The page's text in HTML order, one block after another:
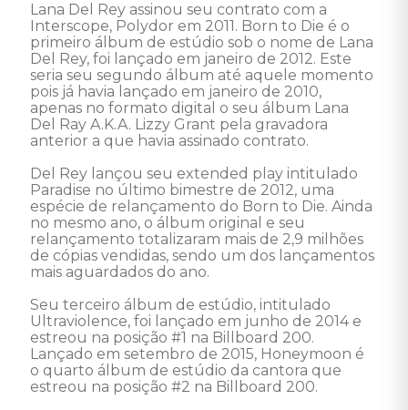
Lana Del Rey assinou seu contrato com a
Interscope, Polydor em 2011. Born to Die é o
primeiro álbum de estúdio sob o nome de Lana
Del Rey, foi lançado em janeiro de 2012. Este
seria seu segundo álbum até aquele momento
pois já havia lançado em janeiro de 2010,
apenas no formato digital o seu álbum Lana
Del Ray A.K.A. Lizzy Grant pela gravadora
anterior a que havia assinado contrato.
Del Rey lançou seu extended play intitulado
Paradise no último bimestre de 2012, uma
espécie de relançamento do Born to Die. Ainda
no mesmo ano, o álbum original e seu
relançamento totalizaram mais de 2,9 milhões
de cópias vendidas, sendo um dos lançamentos
mais aguardados do ano.
Seu terceiro álbum de estúdio, intitulado
Ultraviolence, foi lançado em junho de 2014 e
estreou na posição #1 na Billboard 200.
Lançado em setembro de 2015, Honeymoon é
o quarto álbum de estúdio da cantora que
estreou na posição #2 na Billboard 200.